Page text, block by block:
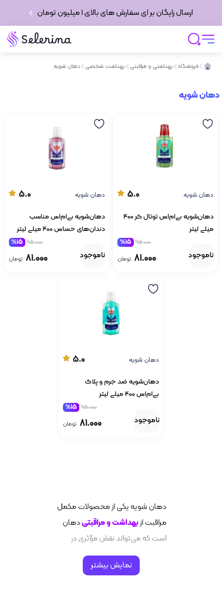
ارسال رایگان بر ای سفارش های بالای 1 میلیون تومان
فروشگاه بهداشتی و مراقبتی بهداشت شخصی دهان شویه
دهان شویه
دهان شویه 5.0
دهان‌شویه بی‌ام‌اس توتال کر 400
میلی لیتر
95.000
%15
81.000 تومان ناموجود
دهان شویه 5.0
دهان‌شویه بی‌ام‌اس مناسب
دندان‌های حساس 400 میلی لیتر
95.000
%15
81.000 تومان ناموجود
دهان شویه 5.0
دهان‌شویه ضد جرم و پلاک
بی‌ام‌اس 400 میلی لیتر
95.000
%15
81.000 تومان ناموجود
دهان ‌شویه یکی از محصولات مکمل
مراقبت ازبهداشت و مراقبتیدهان
است که می‌تواند نقش مؤثری در
تکمیل فرآیند مسواک زدن و استفاده
از نخ دندان داشته باشد. این محصول
نمایش بیشتر